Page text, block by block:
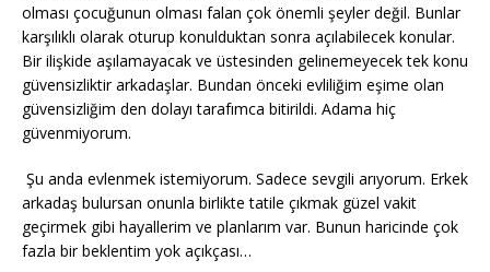
olması çocuğunun olması falan çok önemli şeyler değil. Bunlar
karşılıklı olarak oturup konulduktan sonra açılabilecek konular.
Bir ilişkide aşılamayacak ve üstesinden gelinemeyecek tek konu
güvensizliktir arkadaşlar. Bundan önceki evliliğim eşime olan
güvensizliğim den dolayı tarafımca bitirildi. Adama hiç
güvenmiyorum.
Şu anda evlenmek istemiyorum. Sadece sevgili arıyorum. Erkek
arkadaş bulursan onunla birlikte tatile çıkmak güzel vakit
geçirmek gibi hayallerim ve planlarım var. Bunun haricinde çok
fazla bir beklentim yok açıkçası…